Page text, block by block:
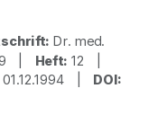
Dr. med.
| Heft: 12 |
01.12.1994 | DOI: